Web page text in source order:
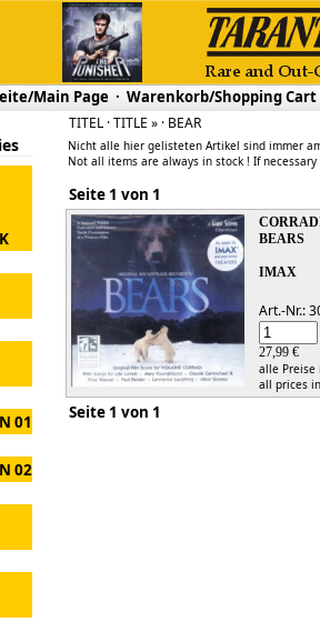
Main Page · Warenkorb/Shopping Cart
01
02
TITEL · TITLE » · BEAR
Nicht alle hier gelisteten Artikel sind immer
Not all items are always in stock ! If
Seite 1 von 1
BEARS
IMAX
Art.-Nr.:
27,99 €
alle
all prices
Seite 1 von 1